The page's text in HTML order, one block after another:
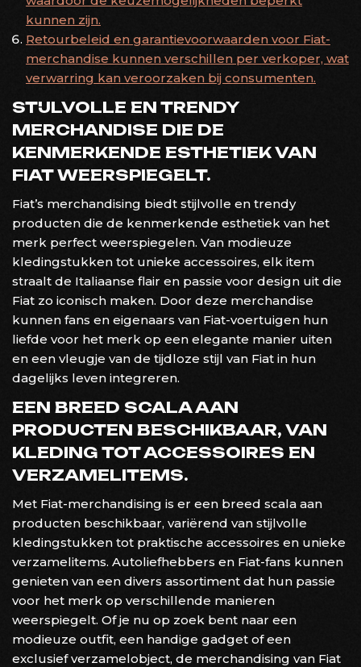
kunnen zijn.
Retourbeleid en garantievoorwaarden voor Fiat-
merchandise kunnen verschillen per verkoper, wat
verwarring kan veroorzaken bij consumenten.
STIJLVOLLE EN TRENDY
MERCHANDISE DIE DE
KENMERKENDE ESTHETIEK VAN
FIAT WEERSPIEGELT.
Fiat’s merchandising biedt stijlvolle en trendy
producten die de kenmerkende esthetiek van het
merk perfect weerspiegelen. Van modieuze
kledingstukken tot unieke accessoires, elk item
straalt de Italiaanse flair en passie voor design uit die
Fiat zo iconisch maken. Door deze merchandise
kunnen fans en eigenaars van Fiat-voertuigen hun
liefde voor het merk op een elegante manier uiten
en een vleugje van de tijdloze stijl van Fiat in hun
dagelijks leven integreren.
EEN BREED SCALA AAN
PRODUCTEN BESCHIKBAAR, VAN
KLEDING TOT ACCESSOIRES EN
VERZAMELITEMS.
Met Fiat-merchandising is er een breed scala aan
producten beschikbaar, variërend van stijlvolle
kledingstukken tot praktische accessoires en unieke
verzamelitems. Autoliefhebbers en Fiat-fans kunnen
genieten van een divers assortiment dat hun passie
voor het merk op verschillende manieren
weerspiegelt. Of je nu op zoek bent naar een
modieuze outfit, een handige gadget of een
exclusief verzamelobject, de merchandising van Fiat